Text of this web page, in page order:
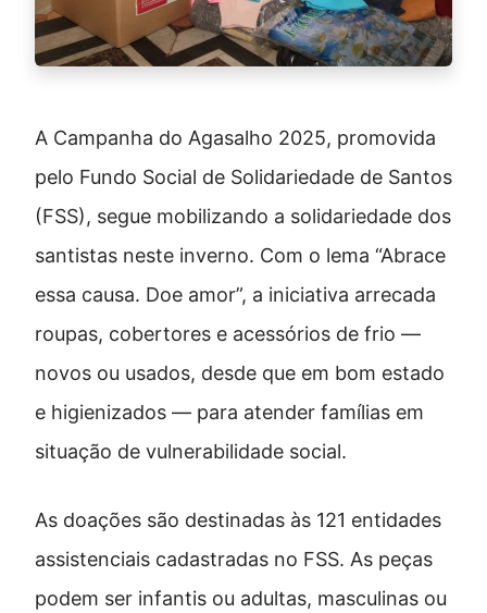
A Campanha do Agasalho 2025, promovida
pelo Fundo Social de Solidariedade de Santos
(FSS), segue mobilizando a solidariedade dos
santistas neste inverno. Com o lema “Abrace
essa causa. Doe amor”, a iniciativa arrecada
roupas, cobertores e acessórios de frio —
novos ou usados, desde que em bom estado
e higienizados — para atender famílias em
situação de vulnerabilidade social.
As doações são destinadas às 121 entidades
assistenciais cadastradas no FSS. As peças
podem ser infantis ou adultas, masculinas ou